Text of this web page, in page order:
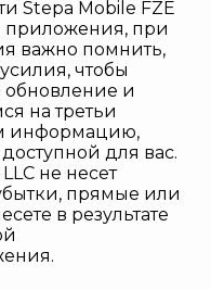
Stepa Mobile FZE
приложения, при
важно помнить,
чтобы
обновление и
на третьи
информацию,
для вас.
не несет
прямые или
в результате